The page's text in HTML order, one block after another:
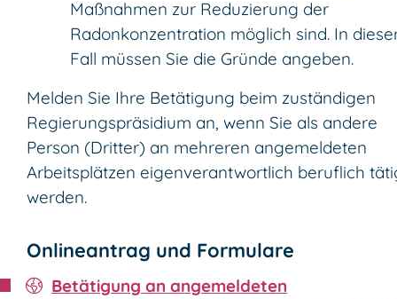
Maßnahmen zur Reduzierung der
Radonkonzentration möglich sind. In
Fall müssen Sie die Gründe angeben.
Melden Sie Ihre Betätigung beim zuständigen
Regierungspräsidium an, wenn Sie als andere
Person (Dritter) an mehreren angemeldeten
Arbeitsplätzen eigenverantwortlich beruflich
werden.
Onlineantrag und Formulare
Betätigung an angemeldeten